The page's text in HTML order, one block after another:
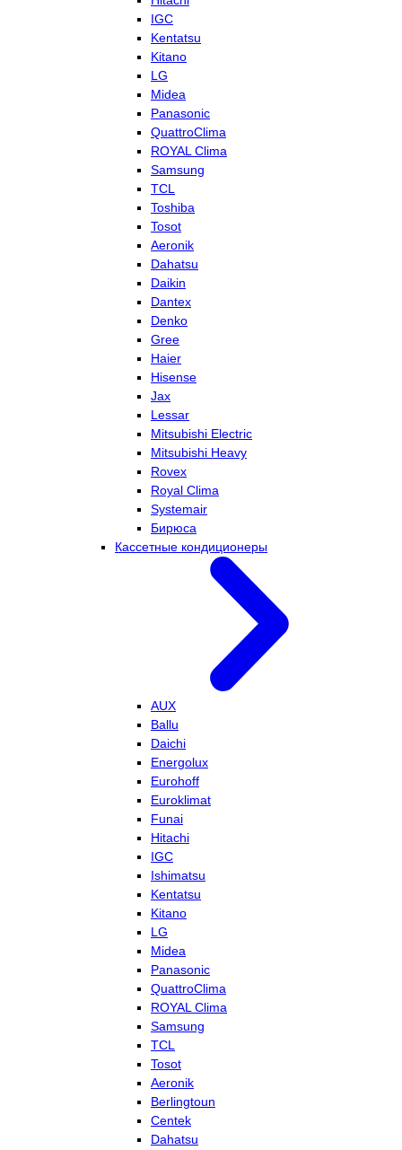
IGC
Kentatsu
Kitano
LG
Midea
Panasonic
QuattroClima
ROYAL Clima
Samsung
TCL
Toshiba
Tosot
Aeronik
Dahatsu
Daikin
Dantex
Denko
Gree
Haier
Hisense
Jax
Lessar
Mitsubishi Electric
Mitsubishi Heavy
Rovex
Royal Clima
Systemair
Бирюса
Кассетные кондиционеры
AUX
Ballu
Daichi
Energolux
Eurohoff
Euroklimat
Funai
Hitachi
IGC
Ishimatsu
Kentatsu
Kitano
LG
Midea
Panasonic
QuattroClima
ROYAL Clima
Samsung
TCL
Tosot
Aeronik
Berlingtoun
Centek
Dahatsu